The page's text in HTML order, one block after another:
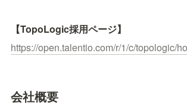
【TopoLogic採用ページ】
https://open.talentio.com/r/1/c/topologic/
会社概要